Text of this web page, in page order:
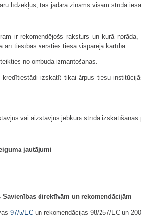
līdzekļus, tas jādara zināms visām strīdā
ir rekomendējošs raksturs un kurā
arī tiesības vērsties tiesā vispārējā kārtībā.
no ombuda izmantošanas.
izskatīt tikai ārpus tiesu
vai aizstāvjus jebkurā strīda izskatīšanas
jautājumi
direktīvām un rekomendācijām
97/5/EC un rekomendācijas 98/257/EC un